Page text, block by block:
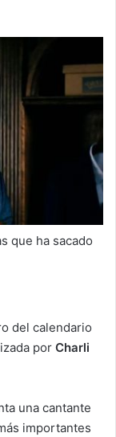
que ha sacado
del calendario
por Charli
una cantante
importantes